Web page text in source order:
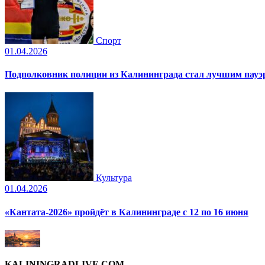
Спорт
01.04.2026
Подполковник полиции из Калининграда стал лучшим
Культура
01.04.2026
«Кантата-2026» пройдёт в Калининграде с 12 по 16 июня